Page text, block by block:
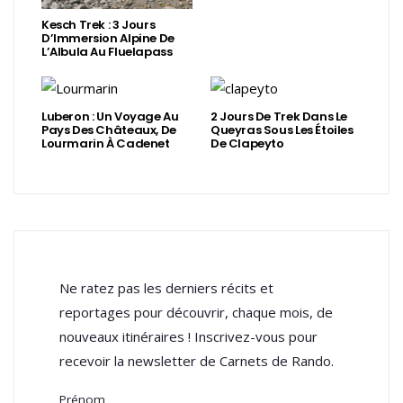
Kesch Trek : 3 Jours
D’Immersion Alpine De
L’Albula Au Fluelapass
Luberon : Un Voyage Au
Pays Des Châteaux, De
Lourmarin À Cadenet
2 Jours De Trek Dans Le
Queyras Sous Les Étoiles
De Clapeyto
Ne ratez pas les derniers récits et
reportages pour découvrir, chaque mois, de
nouveaux itinéraires ! Inscrivez-vous pour
recevoir la newsletter de Carnets de Rando.
Prénom